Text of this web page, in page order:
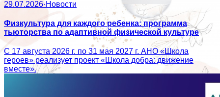
29.07.2026·Новости
Физкультура для каждого ребенка: программа
тьюторства по адаптивной физической культуре
С 17 августа 2026 г. по 31 мая 2027 г. АНО «Школа
героев» реализует проект «Школа добра: движение
вместе».